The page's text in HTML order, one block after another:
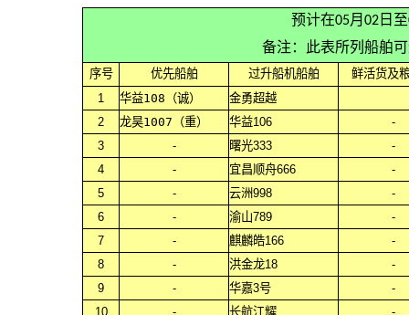
预计在05月02日
备注：此表所列船舶
序号 优先船舶 过升船机船舶 鲜活货及
1 华益108（诚）
金勇超越
2
龙昊1007（重） 华益106
-
3
- 曙光333
-
4
- 宜昌顺舟666
-
5
- 云洲998
-
6
- 渝山789
-
7
- 麒麟皓166
-
8
- 洪金龙18
-
9
- 华嘉3号
-
10
- 长航江耀
-